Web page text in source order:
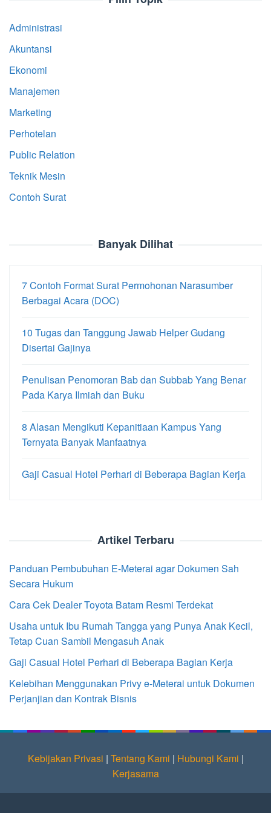
Administrasi
Akuntansi
Ekonomi
Manajemen
Marketing
Perhotelan
Public Relation
Teknik Mesin
Contoh Surat
Banyak Dilihat
7 Contoh Format Surat Permohonan Narasumber
Berbagai Acara (DOC)
10 Tugas dan Tanggung Jawab Helper Gudang
Disertai Gajinya
Penulisan Penomoran Bab dan Subbab Yang Benar
Pada Karya Ilmiah dan Buku
8 Alasan Mengikuti Kepanitiaan Kampus Yang
Ternyata Banyak Manfaatnya
Gaji Casual Hotel Perhari di Beberapa Bagian Kerja
Artikel Terbaru
Panduan Pembubuhan E-Meterai agar Dokumen Sah
Secara Hukum
Cara Cek Dealer Toyota Batam Resmi Terdekat
Usaha untuk Ibu Rumah Tangga yang Punya Anak Kecil,
Tetap Cuan Sambil Mengasuh Anak
Gaji Casual Hotel Perhari di Beberapa Bagian Kerja
Kelebihan Menggunakan Privy e-Meterai untuk Dokumen
Perjanjian dan Kontrak Bisnis
Kebijakan Privasi | Tentang Kami | Hubungi Kami |
Kerjasama